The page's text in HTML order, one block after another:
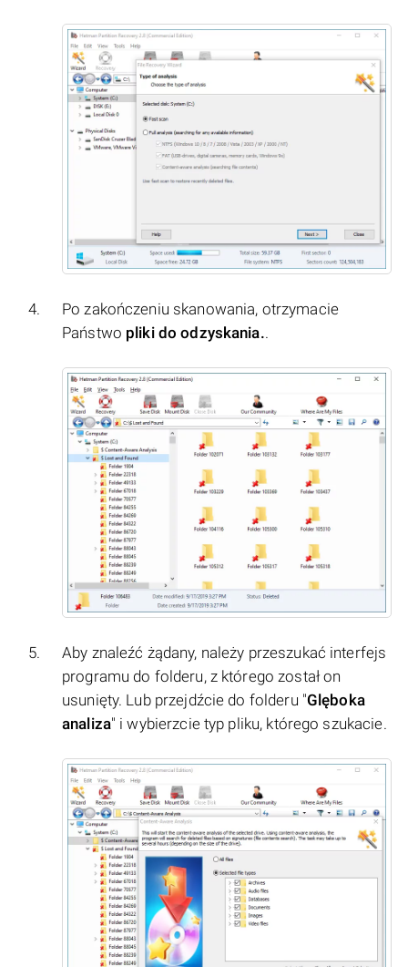
Po zakończeniu skanowania, otrzymacie
Państwo pliki do odzyskania..
Aby znaleźć żądany, należy przeszukać interfejs
programu do folderu, z którego został on
usunięty. Lub przejdźcie do folderu "Glęboka
analiza" i wybierzcie typ pliku, którego szukacie.